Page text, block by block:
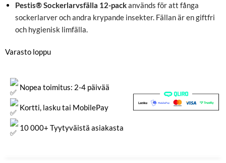
Pestis® Sockerlarvsfälla 12-packanvänds för att fånga
sockerlarver och andra krypande insekter. Fällan är en giftfri
och hygienisk limfälla.
Varasto loppu
Nopea toimitus: 2-4 päivää
Kortti, lasku tai MobilePay
10 000+ Tyytyväistä asiakasta